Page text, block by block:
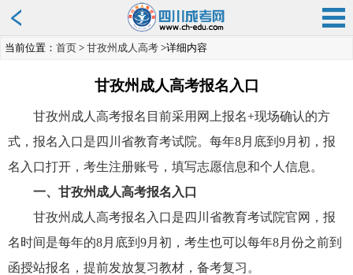
当前位置： 首页 > 甘孜州成人高考 >详细内容
甘孜州成人高考报名入口
甘孜州成人高考报名目前采用网上报名+现场确认的方
式，报名入口是四川省教育考试院。每年8月底到9月初，报
名入口打开，考生注册账号，填写志愿信息和个人信息。
一、甘孜州成人高考报名入口
甘孜州成人高考报名入口是四川省教育考试院官网，报
名时间是每年的8月底到9月初，考生也可以每年8月份之前到
函授站报名，提前发放复习教材，备考复习。